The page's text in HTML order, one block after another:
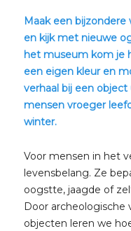
Maak een bijzondere
en kijk met nieuwe
het museum kom je
een eigen kleur en
verhaal bij een
mensen vroeger
winter.
Voor mensen in het
levensbelang. Ze
oogstte, jaagde of
Door archeologische
objecten leren we